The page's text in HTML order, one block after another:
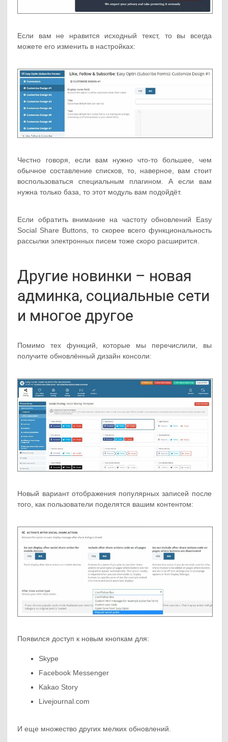
Если вам не нравится исходный текст, то вы всегда
можете его изменить в настройках:
Честно говоря, если вам нужно что-то большее, чем
обычное составление списков, то, наверное, вам стоит
воспользоваться специальным плагином. А если вам
нужна только база, то этот модуль вам подойдёт.
Если обратить внимание на частоту обновлений Easy
Social Share Buttons, то скорее всего функциональность
рассылки электронных писем тоже скоро расширится.
Другие новинки – новая
админка, социальные сети
и многое другое
Помимо тех функций, которые мы перечислили, вы
получите обновлённый дизайн консоли:
Новый вариант отображения популярных записей после
того, как пользователи поделятся вашим контентом:
Появился доступ к новым кнопкам для:
Skype
Facebook Messenger
Kakao Story
Livejournal.com
И еще множество других мелких обновлений.